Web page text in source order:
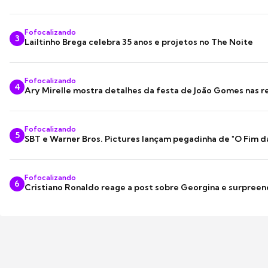
3
Fofocalizando
Lailtinho Brega celebra 35 anos e projetos no The Noite
4
Fofocalizando
Ary Mirelle mostra detalhes da festa de João Gomes nas
5
Fofocalizando
SBT e Warner Bros. Pictures lançam pegadinha de "O Fim
6
Fofocalizando
Cristiano Ronaldo reage a post sobre Georgina e